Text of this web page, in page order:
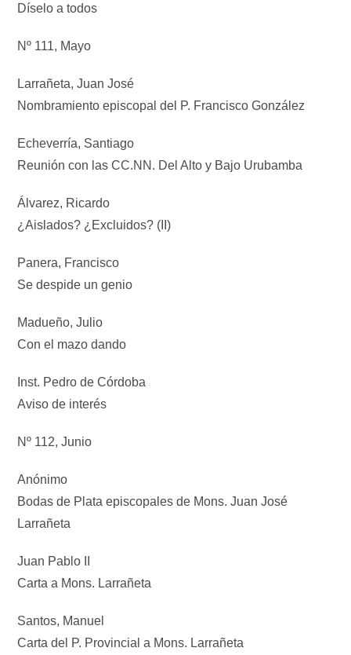
Díselo a todos
Nº 111, Mayo
Larrañeta, Juan José
Nombramiento episcopal del P. Francisco González
Echeverría, Santiago
Reunión con las CC.NN. Del Alto y Bajo Urubamba
Álvarez, Ricardo
¿Aislados? ¿Excluidos? (II)
Panera, Francisco
Se despide un genio
Madueño, Julio
Con el mazo dando
Inst. Pedro de Córdoba
Aviso de interés
Nº 112, Junio
Anónimo
Bodas de Plata episcopales de Mons. Juan José
Larrañeta
Juan Pablo II
Carta a Mons. Larrañeta
Santos, Manuel
Carta del P. Provincial a Mons. Larrañeta